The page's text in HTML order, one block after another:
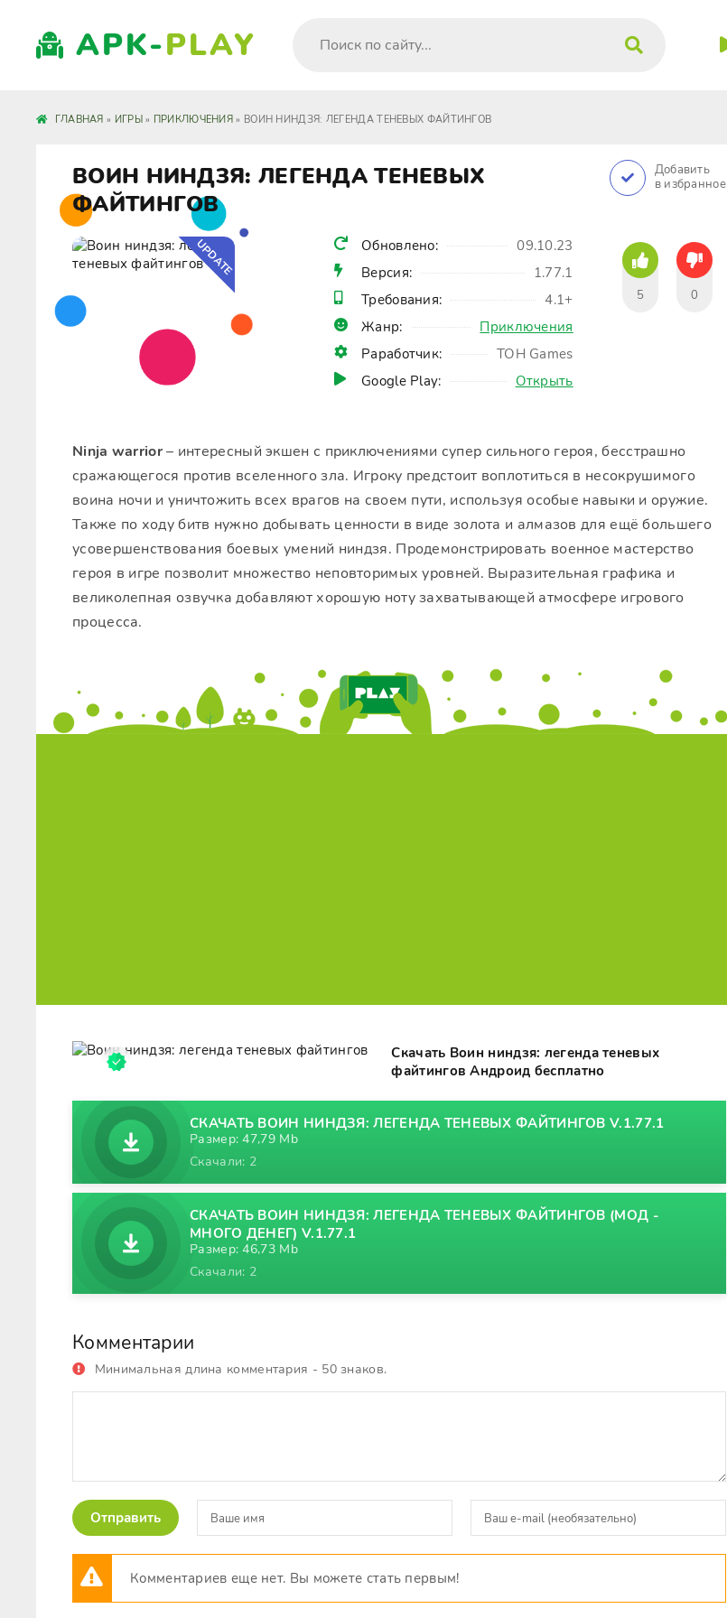
APK-PLAY
ГЛАВНАЯ » ИГРЫ» ПРИКЛЮЧЕНИЯ » ВОИН НИНДЗЯ: ЛЕГЕНДА ТЕНЕВЫХ ФАЙТИНГОВ
ВОИН НИНДЗЯ: ЛЕГЕНДА ТЕНЕВЫХ
ФАЙТИНГОВ
Обновлено:
09.10.23
Версия:
1.77.1
Требования:
4.1+
Жанр:
Приключения
Раработчик:
TOH Games
Google Play:
Открыть
UPDATE
Добавить
в избранное
5 0
Ninja warrior– интересный экшен с приключениями супер сильного героя, бесстрашно
сражающегося против вселенного зла. Игроку предстоит воплотиться в несокрушимого
воина ночи и уничтожить всех врагов на своем пути, используя особые навыки и оружие.
Также по ходу битв нужно добывать ценности в виде золота и алмазов для ещё большего
усовершенствования боевых умений ниндзя. Продемонстрировать военное мастерство
героя в игре позволит множество неповторимых уровней. Выразительная графика и
великолепная озвучка добавляют хорошую ноту захватывающей атмосфере игрового
процесса.
Скачать Воин ниндзя: легенда теневых
файтингов Андроид бесплатно
СКАЧАТЬ ВОИН НИНДЗЯ: ЛЕГЕНДА ТЕНЕВЫХ ФАЙТИНГОВ V.1.77.1
Размер: 47,79 Mb
Скачали: 2
СКАЧАТЬ ВОИН НИНДЗЯ: ЛЕГЕНДА ТЕНЕВЫХ ФАЙТИНГОВ (МОД -
МНОГО ДЕНЕГ) V.1.77.1
Размер: 46,73 Mb
Скачали: 2
Комментарии
Минимальная длина комментария - 50 знаков.
Отправить
Комментариев еще нет. Вы можете стать первым!